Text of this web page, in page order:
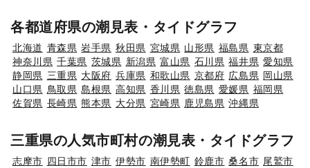
各都道府県の潮見表・タイドグラフ
北海道 青森県 岩手県 秋田県 宮城県 山形県 福島県 東京都
神奈川県 千葉県 茨城県 新潟県 富山県 石川県 福井県 愛知県
静岡県 三重県 大阪府 兵庫県 和歌山県 京都府 広島県 岡山県
山口県 鳥取県 島根県 高知県 香川県 徳島県 愛媛県 福岡県
佐賀県 長崎県 熊本県 大分県 宮崎県 鹿児島県 沖縄県
三重県の人気市町村の潮見表・タイドグラフ
志摩市 四日市市 津市 伊勢市 南伊勢町 鈴鹿市 桑名市 尾鷲市